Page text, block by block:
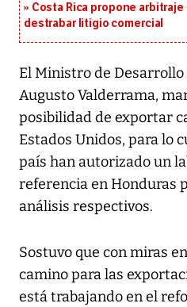
Costa Rica propone arbitraje
destrabar litigio comercial
El Ministro de
Augusto Valderrama,
posibilidad de exportar
Estados Unidos, para lo
país han autorizado un
referencia en Honduras
análisis respectivos.
Sostuvo que con miras
camino para las
está trabajando en el